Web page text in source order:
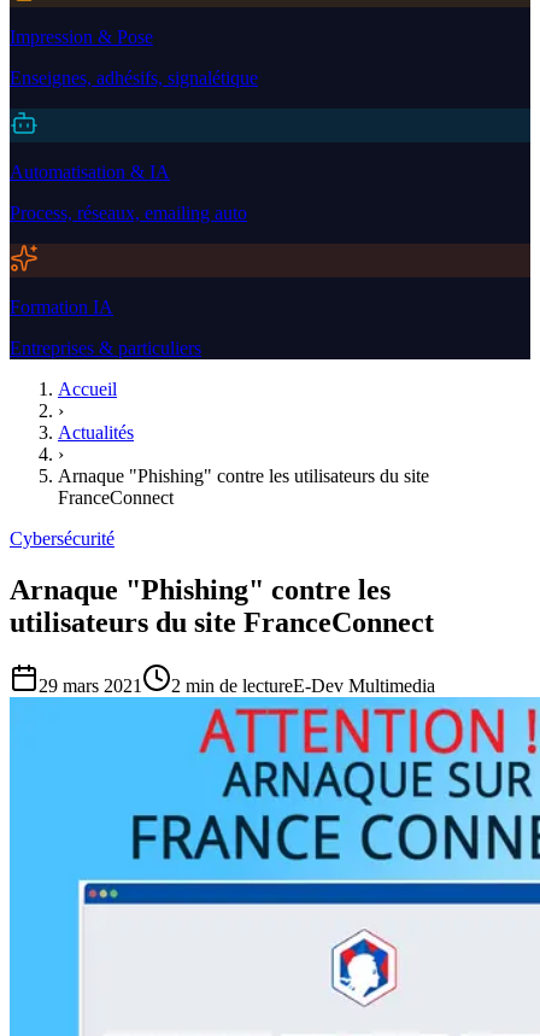
Impression & Pose
Enseignes, adhésifs, signalétique
Automatisation & IA
Process, réseaux, emailing auto
Formation IA
Entreprises & particuliers
Accueil
›
Actualités
›
Arnaque "Phishing" contre les utilisateurs du site
FranceConnect
Cybersécurité
Arnaque "Phishing" contre les
utilisateurs du site FranceConnect
29 mars 2021 2 min de lectureE-Dev Multimedia